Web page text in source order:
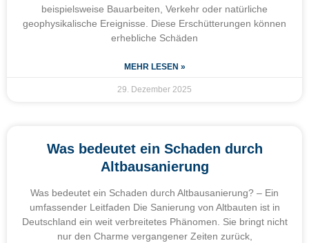
beispielsweise Bauarbeiten, Verkehr oder natürliche
geophysikalische Ereignisse. Diese Erschütterungen können
erhebliche Schäden
MEHR LESEN »
29. Dezember 2025
Was bedeutet ein Schaden durch
Altbausanierung
Was bedeutet ein Schaden durch Altbausanierung? – Ein
umfassender Leitfaden Die Sanierung von Altbauten ist in
Deutschland ein weit verbreitetes Phänomen. Sie bringt nicht
nur den Charme vergangener Zeiten zurück,